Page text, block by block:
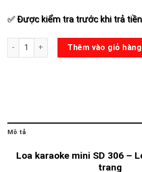
✅ Được kiểm tra trước khi trả tiền
Loa karaoke mini SD 306 số lượng
Thêm vào giỏ hàng
Mô tả
Loa karaoke mini SD 306 –
trang